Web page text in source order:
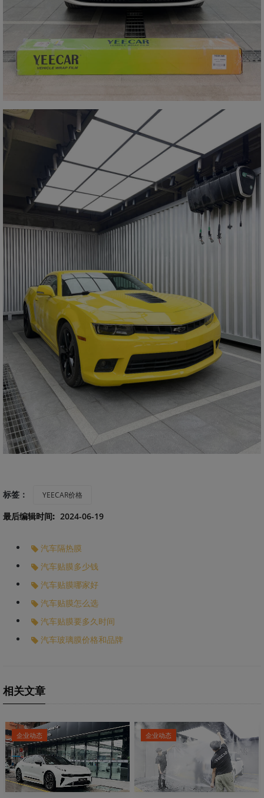
标签： YEECAR价格
最后编辑时间: 2024-06-19
汽车隔热膜
汽车贴膜多少钱
汽车贴膜哪家好
汽车贴膜怎么选
汽车贴膜要多久时间
汽车玻璃膜价格和品牌
相关文章
企业动态 企业动态